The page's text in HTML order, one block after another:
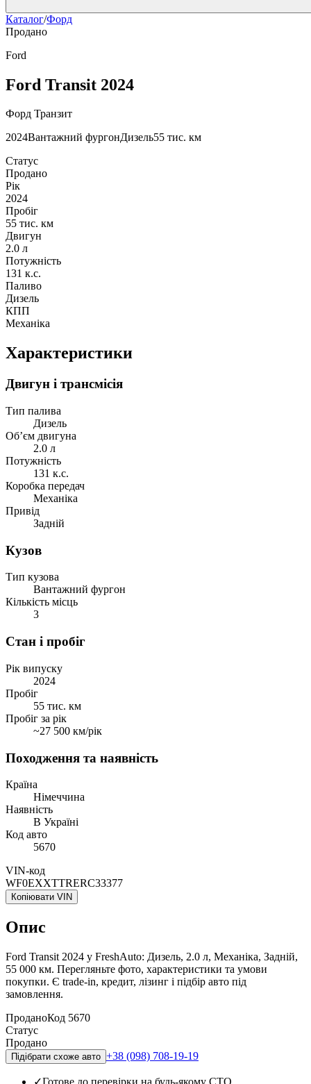
Каталог/Форд
Продано
Ford
Ford Transit 2024
Форд Транзит
2024Вантажний фургонДизель55 тис. км
Статус
Продано
Рік
2024
Пробіг
55 тис. км
Двигун
2.0 л
Потужність
131 к.с.
Паливо
Дизель
КПП
Механіка
Характеристики
Двигун і трансмісія
Тип палива
Дизель
Об’єм двигуна
2.0 л
Потужність
131 к.с.
Коробка передач
Механіка
Привід
Задній
Кузов
Тип кузова
Вантажний фургон
Кількість місць
3
Стан і пробіг
Рік випуску
2024
Пробіг
55 тис. км
Пробіг за рік
~27 500 км/рік
Походження та наявність
Країна
Німеччина
Наявність
В Україні
Код авто
5670
VIN-код
WF0EXXTTRERC33377
Копіювати VIN
Опис
Ford Transit 2024 у FreshAuto: Дизель, 2.0 л, Механіка, Задній,
55 000 км. Перегляньте фото, характеристики та умови
покупки. Є trade-in, кредит, лізинг і підбір авто під
замовлення.
ПроданоКод 5670
Статус
Продано
Підібрати схоже авто +38 (098) 708-19-19